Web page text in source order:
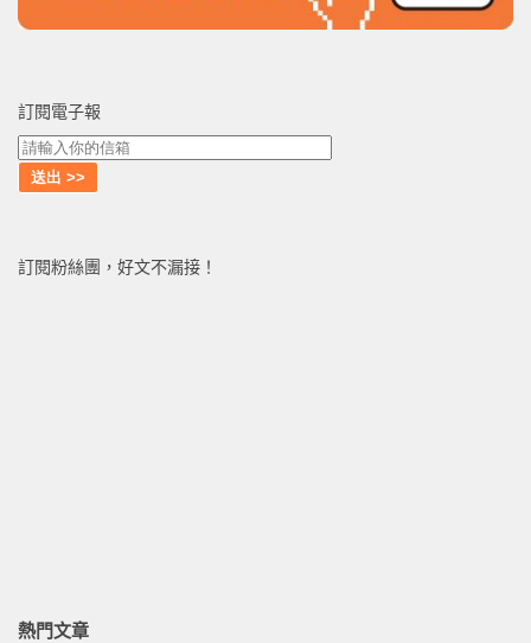
訂閱電子報
訂閱粉絲團，好文不漏接！
熱門文章